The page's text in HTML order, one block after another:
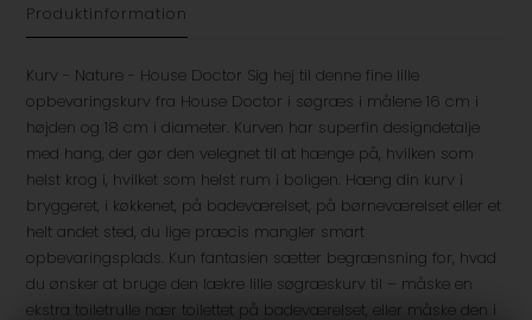
Produktinformation
Kurv - Nature - House Doctor Sig hej til denne fine lille
opbevaringskurv fra House Doctor i søgræs i målene 16 cm i
højden og 18 cm i diameter. Kurven har superfin designdetalje
med hang, der gør den velegnet til at hænge på, hvilken som
helst krog i, hvilket som helst rum i boligen. Hæng din kurv i
bryggeret, i køkkenet, på badeværelset, på børneværelset eller et
helt andet sted, du lige præcis mangler smart
opbevaringsplads. Kun fantasien sætter begrænsning for, hvad
du ønsker at bruge den lækre lille søgræskurv til – måske en
ekstra toiletrulle nær toilettet på badeværelset, eller måske den i